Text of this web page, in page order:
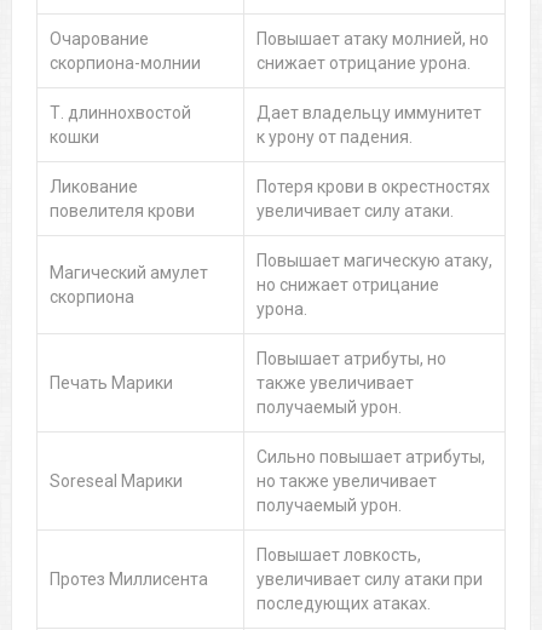
Очарование
скорпиона-молнии
Повышает атаку молнией, но
снижает отрицание урона.
Т. длиннохвостой
кошки
Дает владельцу иммунитет
к урону от падения.
Ликование
повелителя крови
Потеря крови в окрестностях
увеличивает силу атаки.
Магический амулет
скорпиона
Повышает магическую атаку,
но снижает отрицание
урона.
Печать Марики
Повышает атрибуты, но
также увеличивает
получаемый урон.
Soreseal Марики
Сильно повышает атрибуты,
но также увеличивает
получаемый урон.
Протез Миллисента
Повышает ловкость,
увеличивает силу атаки при
последующих атаках.